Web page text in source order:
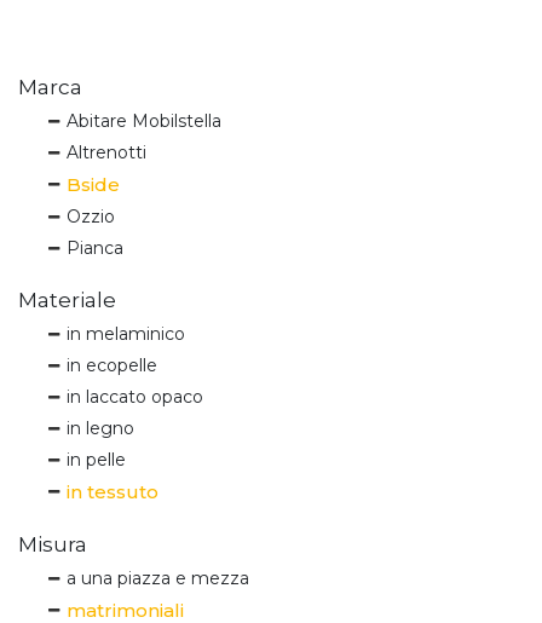
Marca
Abitare Mobilstella
Altrenotti
Bside
Ozzio
Pianca
Materiale
in melaminico
in ecopelle
in laccato opaco
in legno
in pelle
in tessuto
Misura
a una piazza e mezza
matrimoniali